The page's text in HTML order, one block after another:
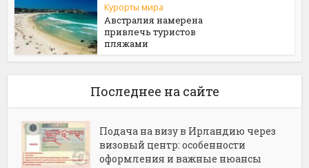
Курорты мира
Австралия намерена
привлечь туристов
пляжами
Последнее на сайте
Подача на визу в Ирландию через
визовый центр: особенности
оформления и важные нюансы